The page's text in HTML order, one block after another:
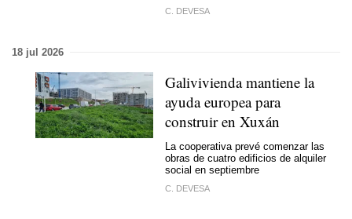
C. DEVESA
18 jul 2026
Galivivienda mantiene la
ayuda europea para
construir en Xuxán
La cooperativa prevé comenzar las
obras de cuatro edificios de alquiler
social en septiembre
C. DEVESA